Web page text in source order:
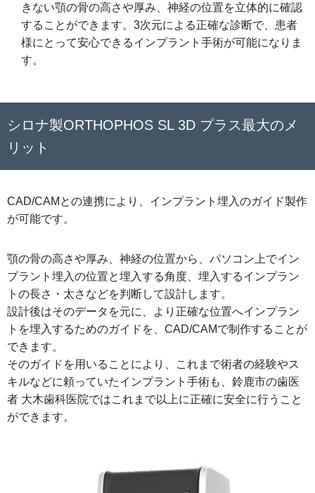
きない顎の骨の高さや厚み、神経の位置を立体的に確認
することができます。3次元による正確な診断で、患者
様にとって安心できるインプラント手術が可能になりま
す。
シロナ製ORTHOPHOS SL 3D プラス最大のメ
リット
CAD/CAMとの連携により、インプラント埋入のガイド製作
が可能です。
顎の骨の高さや厚み、神経の位置から、パソコン上でイン
プラント埋入の位置と埋入する角度、埋入するインプラン
トの長さ・太さなどを判断して設計します。
設計後はそのデータを元に、より正確な位置へインプラン
トを埋入するためのガイドを、CAD/CAMで制作することが
できます。
そのガイドを用いることにより、これまで術者の経験やス
キルなどに頼っていたインプラント手術も、鈴鹿市の歯医
者 大木歯科医院ではこれまで以上に正確に安全に行うこと
ができます。